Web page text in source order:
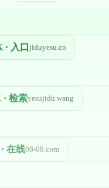
· 入口 jiduyesu.cn
· 检索yesujidu.wang
在线08-08.com